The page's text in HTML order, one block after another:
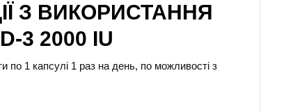
З ВИКОРИСТАННЯ
3 2000 IU
по 1 капсулі 1 раз на день, по можливості з